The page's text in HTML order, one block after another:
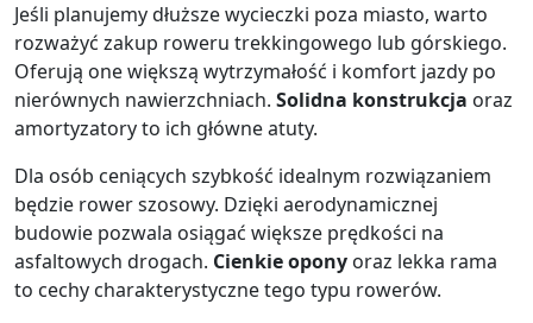
Jeśli planujemy dłuższe wycieczki poza miasto, warto
rozważyć zakup roweru trekkingowego lub górskiego.
Oferują one większą wytrzymałość i komfort jazdy po
nierównych nawierzchniach. Solidna konstrukcja oraz
amortyzatory to ich główne atuty.
Dla osób ceniących szybkość idealnym rozwiązaniem
będzie rower szosowy. Dzięki aerodynamicznej
budowie pozwala osiągać większe prędkości na
asfaltowych drogach. Cienkie opony oraz lekka rama
to cechy charakterystyczne tego typu rowerów.